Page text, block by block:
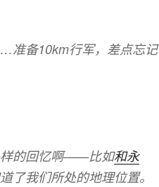
准备10km行军，差点忘记
样的回忆啊——比如和永
了我们所处的地理位置。